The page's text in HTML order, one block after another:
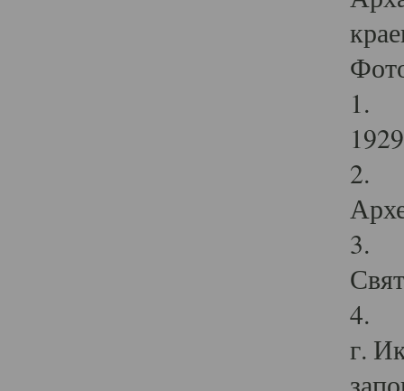
1.
2.
3.
4.
г.